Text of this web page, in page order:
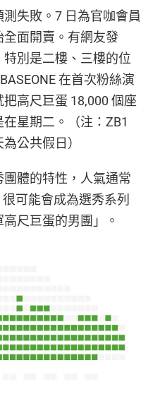
失敗。7 日為官咖會員
全面開賣。有網友發
別是二樓、三樓的位
在首次粉絲演
高尺巨蛋 18,000 個座
星期二。（注：ZB1
公共假日）
體的特性，人氣通常
可能會成為選秀系列
尺巨蛋的男團」。